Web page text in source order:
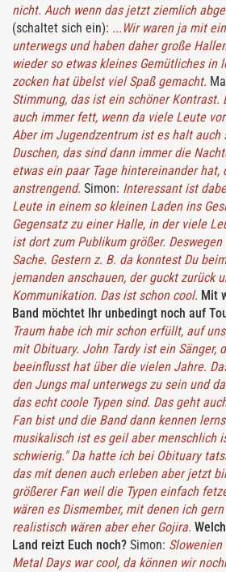
nicht. Auch wenn das jetzt ziemlich
(schaltet sich ein): ...Wir waren ja mit
unterwegs und haben daher große
wieder so etwas kleines Gemütliches in
zocken hat übelst viel Spaß gemacht.
Stimmung, das ist ein schöner Kontrast.
auch immer fett, wenn da viele Leute
Aber im Jugendzentrum ist es halt auch
Duschen, das sind dann immer die
etwas ein paar Tage hintereinander hat,
anstrengend. Simon: Interessant ist
Leute in einem so kleinen Laden ins
Gegensatz zu einer Halle, in der viele
ist dort zum Publikum größer.
Sache. Gestern z. B. da konntest Du
jemanden anschauen, der guckt zurück
Kommunikation. Das ist schon cool. Mit
Band möchtet Ihr unbedingt noch auf
Traum habe ich mir schon erfüllt, auf
mit Obituary. John Tardy ist ein Sänger,
beeinflusst hat über die vielen Jahre.
den Jungs mal unterwegs zu sein und
das echt coole Typen sind. Das geht
Fan bist und die Band dann kennen
musikalisch ist es geil aber menschlich
schwierig." Da hatte ich bei Obituary
das mit denen auch erleben aber jetzt
größerer Fan weil die Typen einfach
wären es Dismember, mit denen ich
realistisch wären aber eher Gojira.
Land reizt Euch noch? Simon:
Metal Days war cool, da können wir